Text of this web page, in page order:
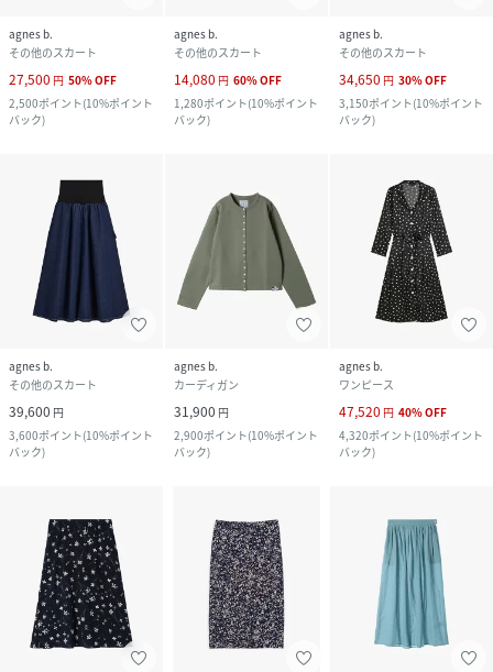
agnes b.
その他のスカート
27,500 円 50%OFF
2,500ポイント(10%ポイント
バック)
agnes b.
その他のスカート
14,080 円 60%OFF
1,280ポイント(10%ポイント
バック)
agnes b.
その他のスカート
34,650 円 30%OFF
3,150ポイント(10%ポイント
バック)
agnes b.
その他のスカート
39,600 円
3,600ポイント(10%ポイント
バック)
agnes b.
カーディガン
31,900 円
2,900ポイント(10%ポイント
バック)
agnes b.
ワンピース
47,520 円 40%OFF
4,320ポイント(10%ポイント
バック)